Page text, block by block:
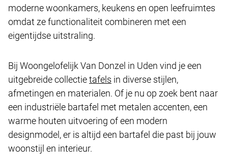
moderne woonkamers, keukens en open leefruimtes
omdat ze functionaliteit combineren met een
eigentijdse uitstraling.
Bij Woongelofelijk Van Donzel in Uden vind je een
uitgebreide collectietafels in diverse stijlen,
afmetingen en materialen. Of je nu op zoek bent naar
een industriële bartafel met metalen accenten, een
warme houten uitvoering of een modern
designmodel, er is altijd een bartafel die past bij jouw
woonstijl en interieur.